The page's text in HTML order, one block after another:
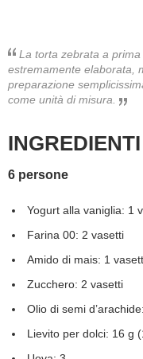
DIETA
GUIDE
FORUM
La torta zebrata a
estremamente elaborata,
preparazione
come unità di misura.
INGREDIENTI
6 persone
Yogurt alla vaniglia: 1
Farina 00: 2 vasetti
Amido di mais: 1
Zucchero: 2 vasetti
Olio di semi
Lievito per dolci: 16 g